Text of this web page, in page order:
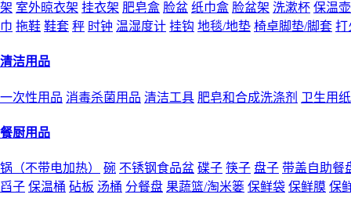
架 室外晾衣架 挂衣架 肥皂盒 脸盆 纸巾盒 脸盆架 洗漱杯 保温
巾 拖鞋 鞋套 秤 时钟 温湿度计 挂钩 地毯/地垫 椅卓脚垫/脚套 打
清洁用品
一次性用品 消毒杀菌用品 清洁工具 肥皂和合成洗涤剂 卫生用
餐厨用品
锅（不带电加热） 碗 不锈钢食品盆 碟子 筷子 盘子 带盖自助餐
舀子 保温桶 砧板 汤桶 分餐盘 果蔬篮/淘米篓 保鲜袋 保鲜膜 保